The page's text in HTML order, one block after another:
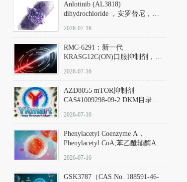
Anlotinib (AL3818)
dihydrochloride ，安罗替尼，
Hydrochloride实验方法步骤SOP
2026-07-16
RMC-6291：新一代
KRASG12C(ON)口服抑制剂，
(Elironrasib)CAS#2641998-63-0
2026-07-16
AZD8055 mTOR抑制剂
CAS#1009298-09-2 DKM目录号
激酶抑制剂的深度剖析
2026-07-16
Phenylacetyl Coenzyme A，
Phenylacetyl CoA;苯乙酰辅酶A
2026-07-16
GSK3787（CAS No. 188591-46-